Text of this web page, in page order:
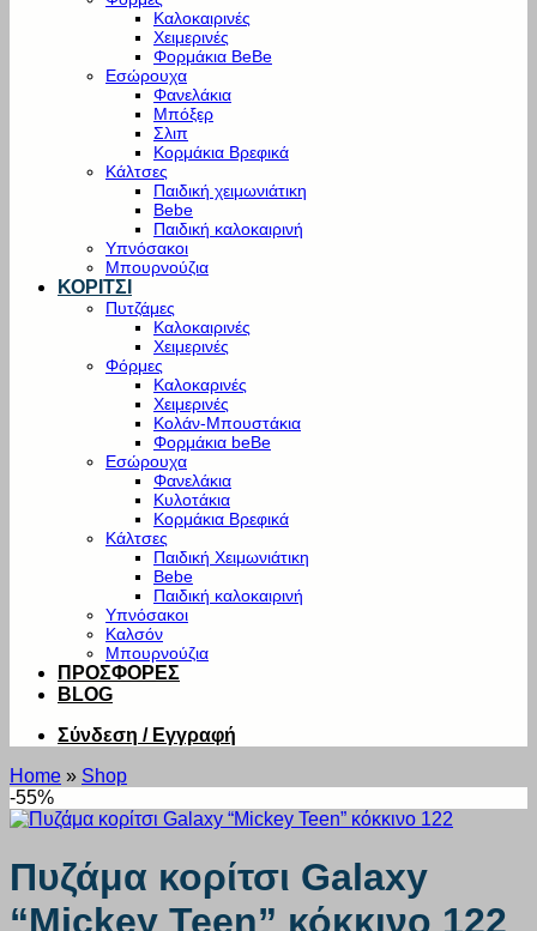
Καλοκαιρινές
Χειμερινές
Φορμάκια BeBe
Εσώρουχα
Φανελάκια
Μπόξερ
Σλιπ
Κορμάκια Βρεφικά
Κάλτσες
Παιδική χειμωνιάτικη
Bebe
Παιδική καλοκαιρινή
Υπνόσακοι
Μπουρνούζια
ΚΟΡΙΤΣΙ
Πυτζάμες
Καλοκαιρινές
Χειμερινές
Φόρμες
Καλοκαρινές
Χειμερινές
Κολάν-Μπουστάκια
Φορμάκια beBe
Εσώρουχα
Φανελάκια
Κυλοτάκια
Κορμάκια Βρεφικά
Κάλτσες
Παιδική Χειμωνιάτικη
Bebe
Παιδική καλοκαιρινή
Υπνόσακοι
Καλσόν
Μπουρνούζια
ΠΡΟΣΦΟΡΕΣ
BLOG
Σύνδεση / Εγγραφή
Home » Shop
-55%
Πυζάμα κορίτσι Galaxy
“Mickey Teen” κόκκινο 122